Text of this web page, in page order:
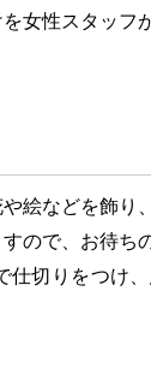
性スタッフ
などを飾り
で、お待ち
切りをつけ、